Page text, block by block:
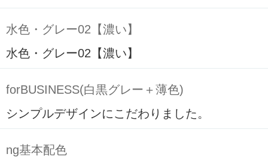
水色・グレー02【濃い】
水色・グレー02【濃い】
forBUSINESS(白黒グレー＋薄色)
シンプルデザインにこだわりました。
ng基本配色